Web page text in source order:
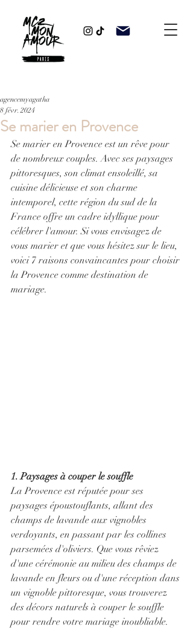
Se marier en Provence
agencemyagatha
8 févr. 2024
Se marier en Provence est un rêve pour
de nombreux couples. Avec ses paysages
pittoresques, son climat ensoleillé, sa
cuisine délicieuse et son charme
intemporel, cette région du sud de la
France offre un cadre idyllique pour
célébrer l'amour. Si vous envisagez de
vous marier et que vous hésitez sur le lieu,
voici 7 raisons convaincantes pour choisir
la Provence comme destination de
mariage.
1. Paysages à couper le souffle
La Provence est réputée pour ses
paysages époustouflants, allant des
champs de lavande aux vignobles
verdoyants, en passant par les collines
parsemées d'oliviers. Que vous rêviez
d'une cérémonie au milieu des champs de
lavande en fleurs ou d'une réception dans
un vignoble pittoresque, vous trouverez
des décors naturels à couper le souffle
pour rendre votre mariage inoubliable.